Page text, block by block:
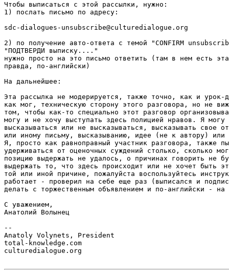
Чтобы выписаться с этой рассылки, нужно:
1) послать письмо по адресу:
sdc-dialogues-unsubscribe@culturedialogue.org
2) по получение авто-ответа с темой "CONFIRM
"ПОДТВЕРДИ выписку...."
нужно просто на это письмо ответить (там в нем есть
правда, по-английски)
На дальнейшее:
Эта рассылка не модерируется, также точно, как и урок-
как мог, техническую сторону этого разговора, но не
том, чтобы как-то специально этот разговор
могу и не хочу выступать здесь полицией нравов. Я могу
высказываться или не высказываться, высказывать свое
или иному письму, высказыванию, идее (не к автору) или
Я, просто как равноправный участник разговора, также
удерживаться от оценочных суждений столько, сколько
позицию выдержать не удалось, о причинах говорить не
выдержать то, что здесь происходит или не хочет быть
той или иной причине, пожалуйста воспользуйтесь
работает - проверил на себе еще раз (выписался и
делать с торжественным объявлением и по-английски - на
С уважением,
Анатолий Волынец
--
Anatoly Volynets, President
total-knowledge.com
culturedialogue.org